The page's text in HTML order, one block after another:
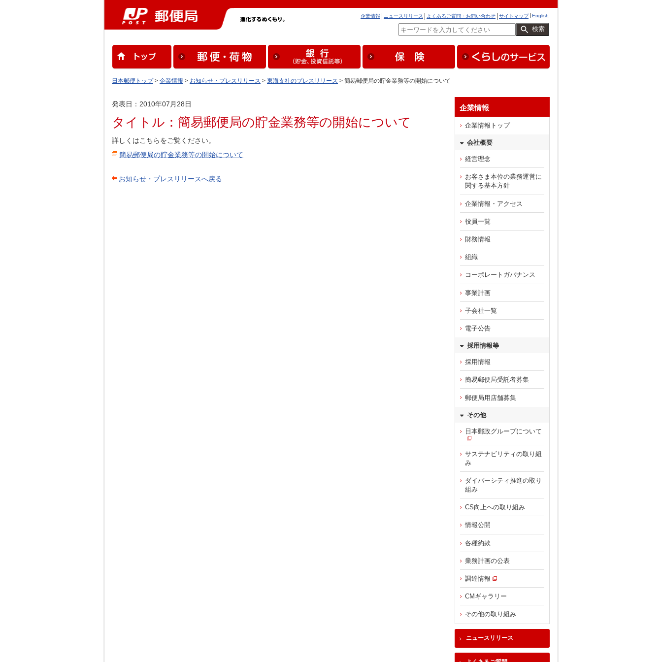
English
サイトマップ
よくあるご質問・お問い合わせ
ニュースリリース
企業情報
検索
日本郵便トップ> 企業情報 > お知らせ・プレスリリース > 東海支社のプレスリリース > 簡易郵便局の貯金業務等の開始について
発表日：2010年07月28日
タイトル：簡易郵便局の貯金業務等の開始について
詳しくはこちらをご覧ください。
簡易郵便局の貯金業務等の開始について
お知らせ・プレスリリースへ戻る
企業情報
企業情報トップ
会社概要
経営理念
お客さま本位の業務運営に
関する基本方針
企業情報・アクセス
役員一覧
財務情報
組織
コーポレートガバナンス
事業計画
子会社一覧
電子公告
採用情報等
採用情報
簡易郵便局受託者募集
郵便局用店舗募集
その他
日本郵政グループについて
サステナビリティの取り組
み
ダイバーシティ推進の取り
組み
CS向上への取り組み
情報公開
各種約款
業務計画の公表
調達情報
CMギャラリー
その他の取り組み
ニュースリリース